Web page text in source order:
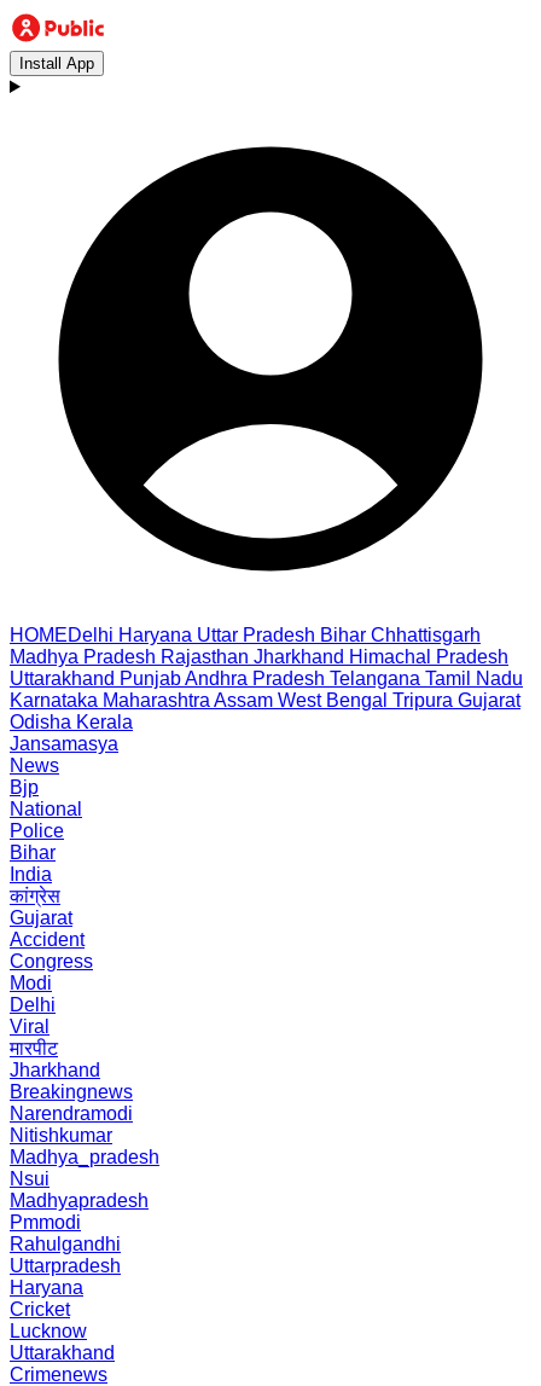
Install App
HOMEDelhi Haryana Uttar Pradesh Bihar Chhattisgarh
Madhya Pradesh Rajasthan Jharkhand Himachal Pradesh
Uttarakhand PunjabAndhra Pradesh Telangana Tamil Nadu
Karnataka Maharashtra Assam West Bengal Tripura Gujarat
Odisha Kerala
Jansamasya
News
Bjp
National
Police
Bihar
India
कांग्रेस
Gujarat
Accident
Congress
Modi
Delhi
Viral
मारपीट
Jharkhand
Breakingnews
Narendramodi
Nitishkumar
Madhya_pradesh
Nsui
Madhyapradesh
Pmmodi
Rahulgandhi
Uttarpradesh
Haryana
Cricket
Lucknow
Uttarakhand
Crimenews